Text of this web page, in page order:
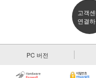
고객
연결
PC 버전